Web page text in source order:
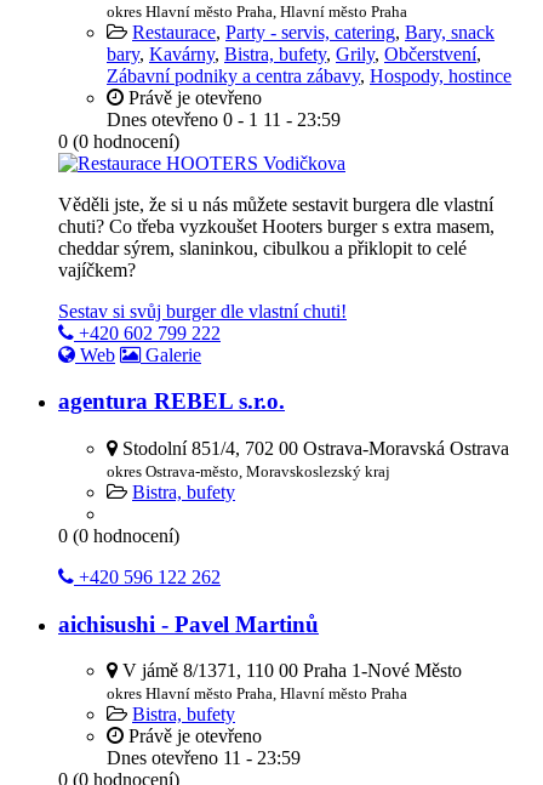
okres Hlavní město Praha, Hlavní město Praha
Restaurace, Party - servis, catering, Bary, snack
bary, Kavárny, Bistra, bufety, Grily, Občerstvení,
Zábavní podniky a centra zábavy, Hospody, hostince
Právě je otevřeno
Dnes otevřeno 0 - 1 11 - 23:59
0 (0 hodnocení)
Věděli jste, že si u nás můžete sestavit burgera dle vlastní
chuti? Co třeba vyzkoušet Hooters burger s extra masem,
cheddar sýrem, slaninkou, cibulkou a přiklopit to celé
vajíčkem?
Sestav si svůj burger dle vlastní chuti!
+420 602 799 222
Web
Galerie
agentura REBEL s.r.o.
Stodolní 851/4, 702 00 Ostrava-Moravská Ostrava
okres Ostrava-město, Moravskoslezský kraj
Bistra, bufety
0 (0 hodnocení)
+420 596 122 262
aichisushi - Pavel Martinů
V jámě 8/1371, 110 00 Praha 1-Nové Město
okres Hlavní město Praha, Hlavní město Praha
Bistra, bufety
Právě je otevřeno
Dnes otevřeno 11 - 23:59
0 (0 hodnocení)